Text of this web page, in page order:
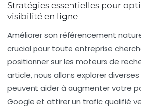
Stratégies essentielles pour
visibilité en ligne
Améliorer son référencement
crucial pour toute entreprise
positionner sur les moteurs de
article, nous allons explorer
peuvent aider à augmenter votre
Google et attirer un trafic qualifié